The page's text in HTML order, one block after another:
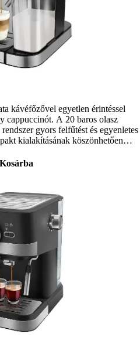
kávéfőzővel egyetlen érintéssel
cappuccinót. A 20 baros olasz
gyors felfűtést és egyenletes
kialakításának köszönhetően
elhelyezhető.
Kosárba